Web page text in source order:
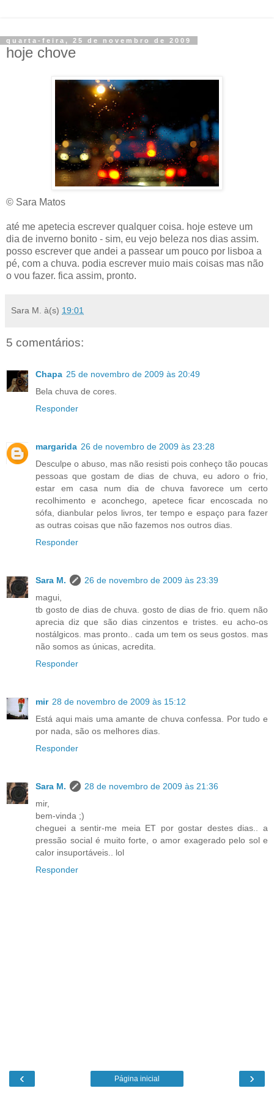
quarta-feira, 25 de novembro de 2009
hoje chove
© Sara Matos
até me apetecia escrever qualquer coisa. hoje esteve um
dia de inverno bonito - sim, eu vejo beleza nos dias assim.
posso escrever que andei a passear um pouco por lisboa a
pé, com a chuva. podia escrever muio mais coisas mas não
o vou fazer. fica assim, pronto.
Sara M. à(s) 19:01
5 comentários:
Chapa 25 de novembro de 2009 às 20:49
Bela chuva de cores.
Responder
margarida 26 de novembro de 2009 às 23:28
Desculpe o abuso, mas não resisti pois conheço tão poucas
pessoas que gostam de dias de chuva, eu adoro o frio,
estar em casa num dia de chuva favorece um certo
recolhimento e aconchego, apetece ficar encoscada no
sófa, dianbular pelos livros, ter tempo e espaço para fazer
as outras coisas que não fazemos nos outros dias.
Responder
Sara M.
26 de novembro de 2009 às 23:39
magui,
tb gosto de dias de chuva. gosto de dias de frio. quem não
aprecia diz que são dias cinzentos e tristes. eu acho-os
nostálgicos. mas pronto.. cada um tem os seus gostos. mas
não somos as únicas, acredita.
Responder
mir 28 de novembro de 2009 às 15:12
Está aqui mais uma amante de chuva confessa. Por tudo e
por nada, são os melhores dias.
Responder
Sara M.
28 de novembro de 2009 às 21:36
mir,
bem-vinda ;)
cheguei a sentir-me meia ET por gostar destes dias.. a
pressão social é muito forte, o amor exagerado pelo sol e
calor insuportáveis.. lol
Responder
‹ ›
Página inicial